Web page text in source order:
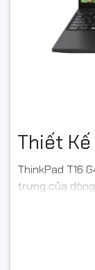
Thiết
ThinkPad T16
trưng của